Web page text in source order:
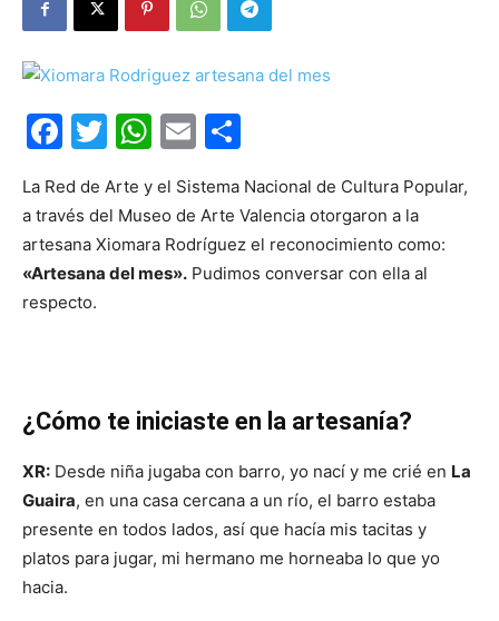
Facebook
Twitter
WhatsApp
Email
La Red de Arte y el Sistema Nacional de Cultura Popular,
a través del Museo de Arte Valencia otorgaron a la
artesana Xiomara Rodríguez el reconocimiento como:
«Artesana del mes». Pudimos conversar con ella al
respecto.
¿Cómo te iniciaste en la artesanía?
XR: Desde niña jugaba con barro, yo nací y me crié en La
Guaira, en una casa cercana a un río, el barro estaba
presente en todos lados, así que hacía mis tacitas y
platos para jugar, mi hermano me horneaba lo que yo
hacia.